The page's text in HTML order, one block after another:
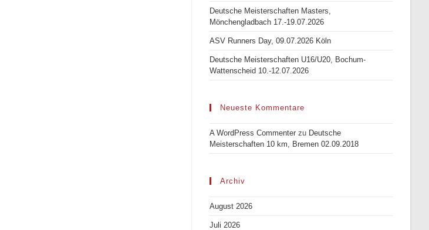
Deutsche Meisterschaften Masters,
Mönchengladbach 17.-19.07.2026
ASV Runners Day, 09.07.2026 Köln
Deutsche Meisterschaften U16/U20, Bochum-
Wattenscheid 10.-12.07.2026
Neueste Kommentare
A WordPress Commenter zu Deutsche
Meisterschaften 10 km, Bremen 02.09.2018
Archiv
August 2026
Juli 2026